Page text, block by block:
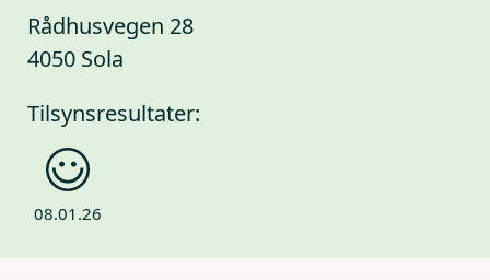
Rådhusvegen 28
4050 Sola
Tilsynsresultater:
08.01.26